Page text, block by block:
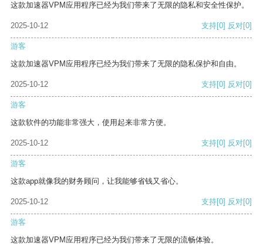
这款加速器VPM应用程序已经为我们带来了无限的隐私和安全性保护。
2025-10-12 支持[0] 反对[0]
游客
这款加速器VPM应用程序已经为我们带来了无限的隐私保护和自由。
2025-10-12 支持[0] 反对[0]
游客
这款软件的功能非常强大，使用起来非常方便。
2025-10-12 支持[0] 反对[0]
游客
这款app就像我的财务顾问，让我能够省钱又省心。
2025-10-12 支持[0] 反对[0]
游客
这款加速器VPM应用程序已经为我们带来了无限的流畅体验。